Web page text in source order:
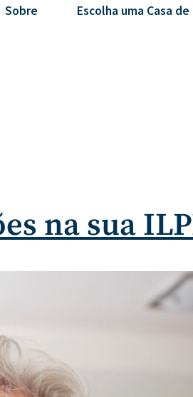
Sobre Escolha uma Casa
na sua